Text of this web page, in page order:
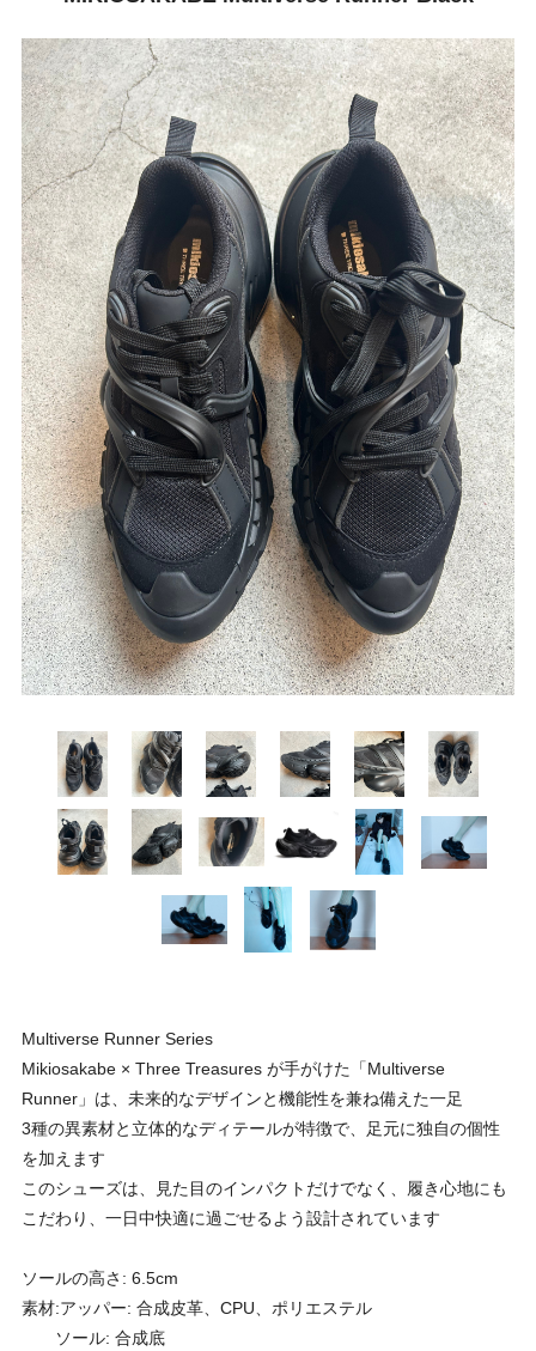
Multiverse Runner Series
Mikiosakabe × Three Treasures が手がけた「Multiverse
Runner」は、未来的なデザインと機能性を兼ね備えた一足
3種の異素材と立体的なディテールが特徴で、足元に独自の個性
を加えます
このシューズは、見た目のインパクトだけでなく、履き心地にも
こだわり、一日中快適に過ごせるよう設計されています
ソールの高さ: 6.5cm
素材:アッパー: 合成皮革、CPU、ポリエステル
ソール: 合成底